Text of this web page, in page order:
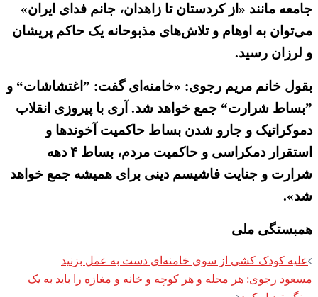
جامعه مانند «از کردستان تا زاهدان، جانم فدای ایران»
می‌توان به اوهام و تلاش‌های مذبوحانه یک حاکم پریشان
و لرزان رسید.
بقول خانم مریم رجوی: «خامنه‌ای گفت: ”اغتشاشات“ و
”بساط شرارت“ جمع خواهد شد. آری با پیروزی انقلاب
دموکراتیک و جارو شدن بساط حاکمیت آخوندها و
استقرار دمکراسی و حاکمیت مردم، بساط ۴ دهه
شرارت و جنایت فاشیسم دینی برای همیشه جمع خواهد
شد».
همبستگی ملی
Post
navigation
علیه کودک کشی از سوی خامنه‌ای دست به عمل بزنید
مسعود رجوی: هر محله و هر کوچه و خانه و مغازه را باید به یک